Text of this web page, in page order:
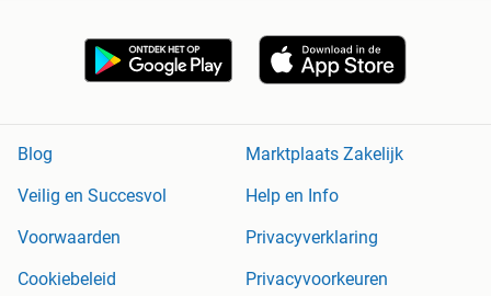
Blog
Marktplaats Zakelijk
Veilig en Succesvol
Help en Info
Voorwaarden
Privacyverklaring
Cookiebeleid
Privacyvoorkeuren